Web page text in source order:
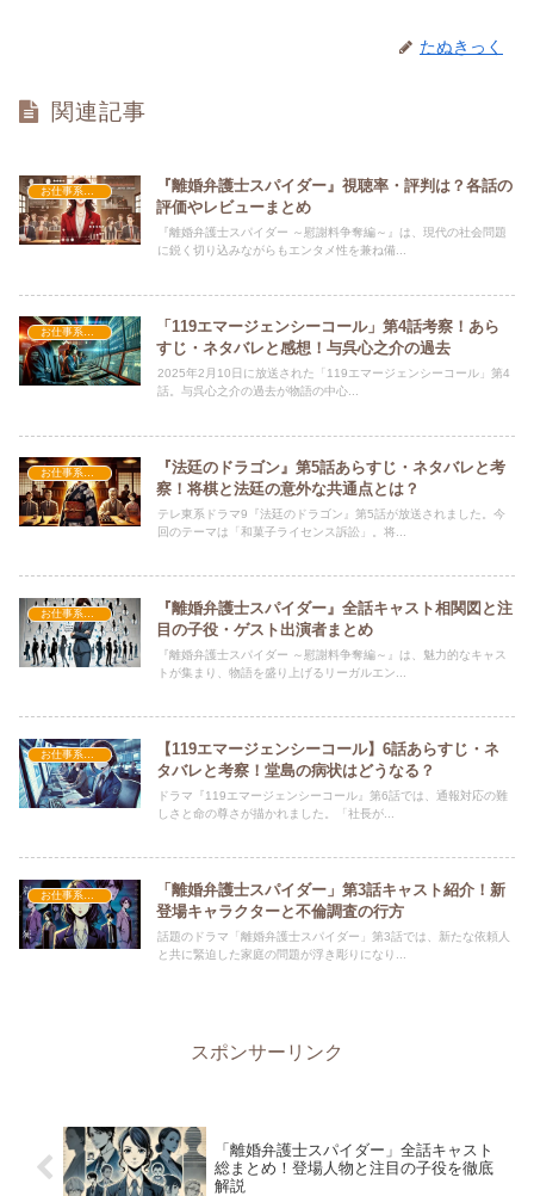
たぬきっく
関連記事
お仕事系ドラマ
『離婚弁護士スパイダー』視聴率・評判は？各話の
評価やレビューまとめ
『離婚弁護士スパイダー ～慰謝料争奪編～』は、現代の社会問題
に鋭く切り込みながらもエンタメ性を兼ね備...
お仕事系ドラマ
「119エマージェンシーコール」第4話考察！あら
すじ・ネタバレと感想！与呉心之介の過去
2025年2月10日に放送された「119エマージェンシーコール」第4
話。与呉心之介の過去が物語の中心...
お仕事系ドラマ
『法廷のドラゴン』第5話あらすじ・ネタバレと考
察！将棋と法廷の意外な共通点とは？
テレ東系ドラマ9『法廷のドラゴン』第5話が放送されました。今
回のテーマは「和菓子ライセンス訴訟」。将...
お仕事系ドラマ
『離婚弁護士スパイダー』全話キャスト相関図と注
目の子役・ゲスト出演者まとめ
『離婚弁護士スパイダー ～慰謝料争奪編～』は、魅力的なキャス
トが集まり、物語を盛り上げるリーガルエン...
お仕事系ドラマ
【119エマージェンシーコール】6話あらすじ・ネ
タバレと考察！堂島の病状はどうなる？
ドラマ『119エマージェンシーコール』第6話では、通報対応の難
しさと命の尊さが描かれました。「社長が...
お仕事系ドラマ
「離婚弁護士スパイダー」第3話キャスト紹介！新
登場キャラクターと不倫調査の行方
話題のドラマ「離婚弁護士スパイダー」第3話では、新たな依頼人
と共に緊迫した家庭の問題が浮き彫りになり...
スポンサーリンク
「離婚弁護士スパイダー」全話キャスト
総まとめ！登場人物と注目の子役を徹底
解説